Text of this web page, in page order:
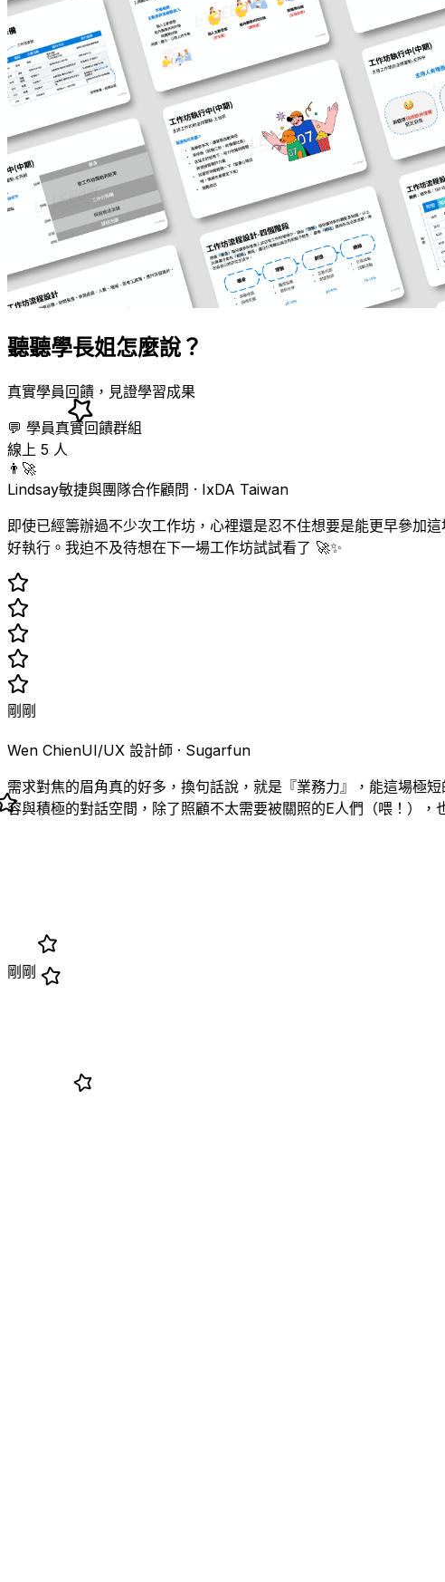
聽聽學長姐怎麼說？
真實學員回饋，見證學習成果
💬 學員真實回饋群組
線上 5 人
👨‍🚀
Lindsay敏捷與團隊合作顧問 · IxDA Taiwan
即使已經籌辦過不少次工作坊，心裡還是忍不住想要是能更早參加
好執行。我迫不及待想在下一場工作坊試試看了 🚀✨
剛剛
Wen ChienUI/UX 設計師 · Sugarfun
需求對焦的眉角真的好多，換句話說，就是『業務力』，能這場極
容與積極的對話空間，除了照顧不太需要被關照的E人們（喂！）
剛剛